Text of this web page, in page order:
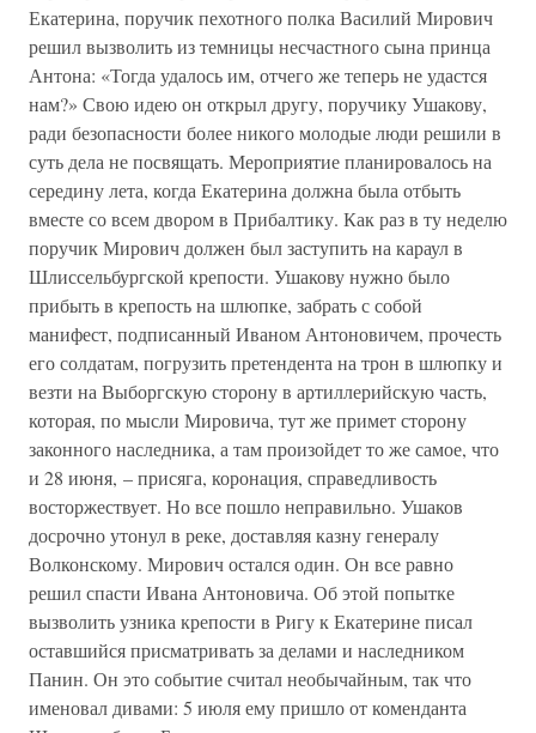
Екатерина, поручик пехотного полка Василий Мирович
решил вызволить из темницы несчастного сына принца
Антона: «Тогда удалось им, отчего же теперь не удастся
нам?» Свою идею он открыл другу, поручику Ушакову,
ради безопасности более никого молодые люди решили в
суть дела не посвящать. Мероприятие планировалось на
середину лета, когда Екатерина должна была отбыть
вместе со всем двором в Прибалтику. Как раз в ту неделю
поручик Мирович должен был заступить на караул в
Шлиссельбургской крепости. Ушакову нужно было
прибыть в крепость на шлюпке, забрать с собой
манифест, подписанный Иваном Антоновичем, прочесть
его солдатам, погрузить претендента на трон в шлюпку и
везти на Выборгскую сторону в артиллерийскую часть,
которая, по мысли Мировича, тут же примет сторону
законного наследника, а там произойдет то же самое, что
и 28 июня, – присяга, коронация, справедливость
восторжествует. Но все пошло неправильно. Ушаков
досрочно утонул в реке, доставляя казну генералу
Волконскому. Мирович остался один. Он все равно
решил спасти Ивана Антоновича. Об этой попытке
вызволить узника крепости в Ригу к Екатерине писал
оставшийся присматривать за делами и наследником
Панин. Он это событие считал необычайным, так что
именовал дивами: 5 июля ему пришло от коменданта